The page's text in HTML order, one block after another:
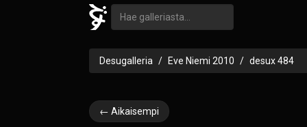
Desugalleria Eve Niemi 2010 desux 484
← Aikaisempi